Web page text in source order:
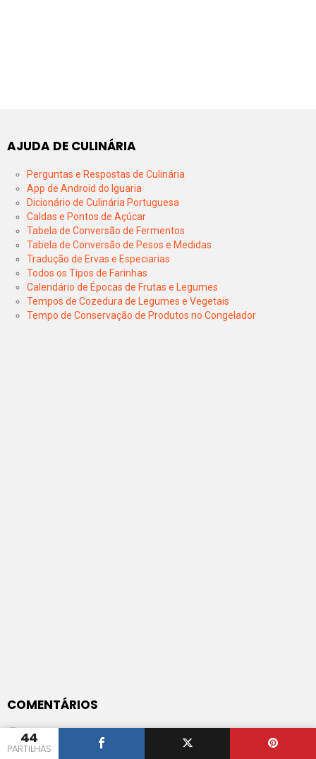
44
PARTILHAS
AJUDA DE CULINÁRIA
Perguntas e Respostas de Culinária
App de Android do Iguaria
Dicionário de Culinária Portuguesa
Caldas e Pontos de Açúcar
Tabela de Conversão de Fermentos
Tabela de Conversão de Pesos e Medidas
Tradução de Ervas e Especiarias
Todos os Tipos de Farinhas
Calendário de Épocas de Frutas e Legumes
Tempos de Cozedura de Legumes e Vegetais
Tempo de Conservação de Produtos no Congelador
COMENTÁRIOS
Hugoon
Ameixas Secas Fruvit Recheadas de Noz e Cobertas